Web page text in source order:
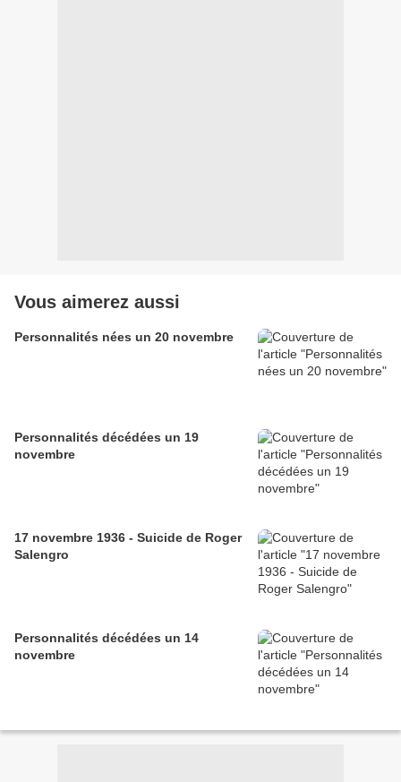
Vous aimerez aussi
Personnalités nées un 20 novembre
Personnalités décédées un 19
novembre
17 novembre 1936 - Suicide de Roger
Salengro
Personnalités décédées un 14
novembre